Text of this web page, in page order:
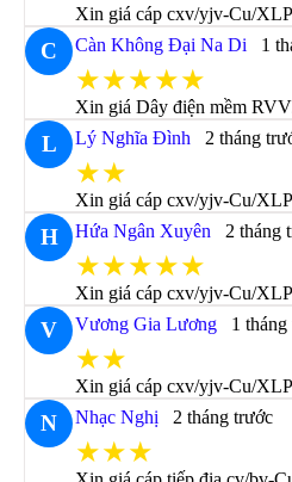
Xin giá cáp cxv/yjv-Cu/
C Càn Không Đại Na Di 1
★★★★★
Xin giá Dây điện mềm
L Lý Nghĩa Đình 2 tháng
★★
Xin giá cáp cxv/yjv-Cu/
H Hứa Ngân Xuyên 2 tháng
★★★★★
Xin giá cáp cxv/yjv-Cu/
V Vương Gia Lương 1
★★
Xin giá cáp cxv/yjv-Cu/
N Nhạc Nghị 2 tháng trước
★★★